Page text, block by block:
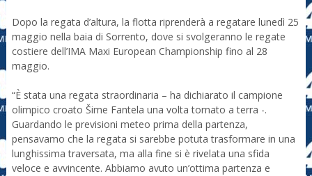
Dopo la regata d’altura, la flotta riprenderà a regatare lunedì 25
maggio nella baia di Sorrento, dove si svolgeranno le regate
costiere dell’IMA Maxi European Championship fino al 28
maggio.
“È stata una regata straordinaria – ha dichiarato il campione
olimpico croato Šime Fantela una volta tornato a terra -.
Guardando le previsioni meteo prima della partenza,
pensavamo che la regata si sarebbe potuta trasformare in una
lunghissima traversata, ma alla fine si è rivelata una sfida
veloce e avvincente. Abbiamo avuto un’ottima partenza e